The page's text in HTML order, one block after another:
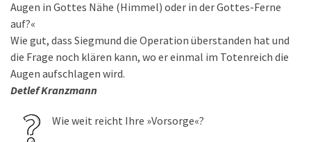
Augen in Gottes Nähe (Himmel) oder in der Gottes-Ferne
auf?«
Wie gut, dass Siegmund die Operation überstanden hat und
die Frage noch klären kann, wo er einmal im Totenreich die
Augen aufschlagen wird.
Detlef Kranzmann
Wie weit reicht Ihre »Vorsorge«?